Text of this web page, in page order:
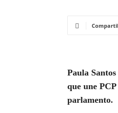
Paula
que une
parlamento.